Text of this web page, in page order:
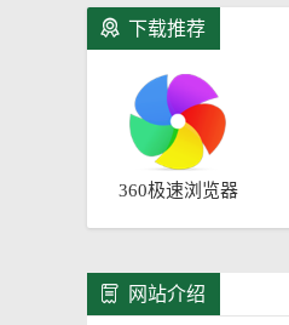
下载推荐
360极速浏览器
网站介绍